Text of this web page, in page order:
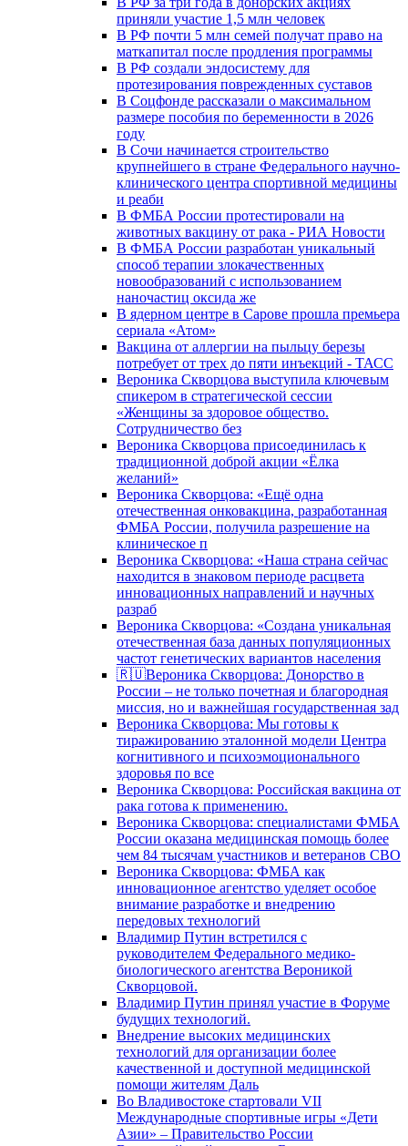
приняли участие 1,5 млн человек
В РФ почти 5 млн семей получат право на
маткапитал после продления программы
В РФ создали эндосистему для
протезирования поврежденных суставов
В Соцфонде рассказали о максимальном
размере пособия по беременности в 2026
году
В Сочи начинается строительство
крупнейшего в стране Федерального научно-
клинического центра спортивной медицины
и реаби
В ФМБА России протестировали на
животных вакцину от рака - РИА Новости
В ФМБА России разработан уникальный
способ терапии злокачественных
новообразований с использованием
наночастиц оксида же
В ядерном центре в Сарове прошла премьера
сериала «Атом»
Вакцина от аллергии на пыльцу березы
потребует от трех до пяти инъекций - ТАСС
Вероника Скворцова выступила ключевым
спикером в стратегической сессии
«Женщины за здоровое общество.
Сотрудничество без
Вероника Скворцова присоединилась к
традиционной доброй акции «Ёлка
желаний»
Вероника Скворцова: «Ещё одна
отечественная онковакцина, разработанная
ФМБА России, получила разрешение на
клиническое п
Вероника Скворцова: «Наша страна сейчас
находится в знаковом периоде расцвета
инновационных направлений и научных
разраб
Вероника Скворцова: «Создана уникальная
отечественная база данных популяционных
частот генетических вариантов населения
🇷🇺Вероника Скворцова: Донорство в
России – не только почетная и благородная
миссия, но и важнейшая государственная зад
Вероника Скворцова: Мы готовы к
тиражированию эталонной модели Центра
когнитивного и психоэмоционального
здоровья по все
Вероника Скворцова: Российская вакцина от
рака готова к применению.
Вероника Скворцова: специалистами ФМБА
России оказана медицинская помощь более
чем 84 тысячам участников и ветеранов СВО
Вероника Скворцова: ФМБА как
инновационное агентство уделяет особое
внимание разработке и внедрению
передовых технологий
Владимир Путин встретился с
руководителем Федерального медико-
биологического агентства Вероникой
Скворцовой.
Владимир Путин принял участие в Форуме
будущих технологий.
Внедрение высоких медицинских
технологий для организации более
качественной и доступной медицинской
помощи жителям Даль
Во Владивостоке стартовали VII
Международные спортивные игры «Дети
Азии» – Правительство России